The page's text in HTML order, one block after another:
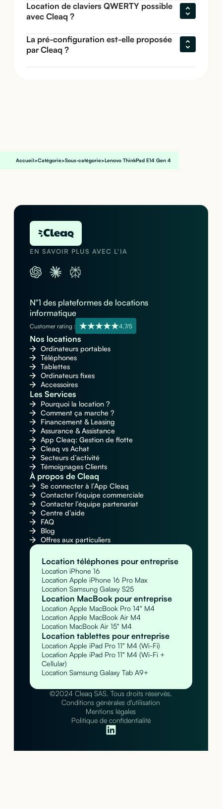
Location de claviers QWERTY possible
avec Cleaq ?
La pré-configuration est-elle proposée
par Cleaq ?
Accueil>Catégorie>Sous-catégorie>Lenovo ThinkPad E14 Gen 4
EN SAVOIR PLUS AVEC L'IA
N°1 des plateformes de locations
informatique
Customer rating : 4,7/5
Nos locations
Ordinateurs portables
Téléphones
Tablettes
Ordinateurs fixes
Accessoires
Les Services
Pourquoi la location ?
Comment ça marche ?
Financement & Leasing
Assurance & Assistance
App Cleaq: Gestion de flotte
Cleaq vs Achat
Secteurs d’activité
Témoignages Clients
À propos de Cleaq
Se connecter à l’App Cleaq
Contacter l’équipe commerciale
Contacter l’équipe partenariat
Centre d’aide
FAQ
Blog
Offres aux particuliers
Location téléphones pour entreprise
Location iPhone 16
Location Apple iPhone 16 Pro Max
Location Samsung Galaxy S25
Location MacBook pour entreprise
Location Apple MacBook Pro 14" M4
Location Apple MacBook Air M4
Location MacBook Air 15" M4
Location tablettes pour entreprise
Location Apple iPad Pro 11" M4 (Wi-Fi)
Location Apple iPad Pro 11" M4 (Wi-Fi +
Cellular)
Location Samsung Galaxy Tab A9+
©2024 Cleaq SAS. Tous droits réservés.
Conditions générales d'utilisation
Mentions légales
Politique de confidentialité